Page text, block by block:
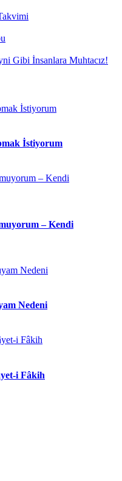
Gibi İnsanlara Muhtacız!
İstiyorum
– Kendi
Nedeni
i Fâkih